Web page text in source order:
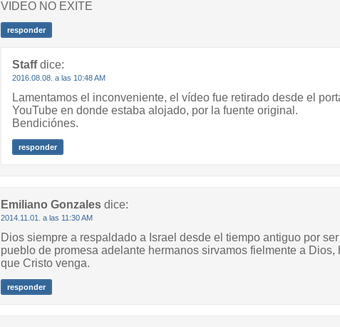
VIDEO NO EXITE
responder
Staff dice:
2016.08.08. a las 10:48 AM
Lamentamos el inconveniente, el vídeo fue retirado desde el
YouTube en donde estaba alojado, por la fuente original.
Bendiciónes.
responder
Emiliano Gonzales dice:
2014.11.01. a las 11:30 AM
Dios siempre a respaldado a Israel desde el tiempo antiguo por ser
pueblo de promesa adelante hermanos sirvamos fielmente a Dios,
que Cristo venga.
responder